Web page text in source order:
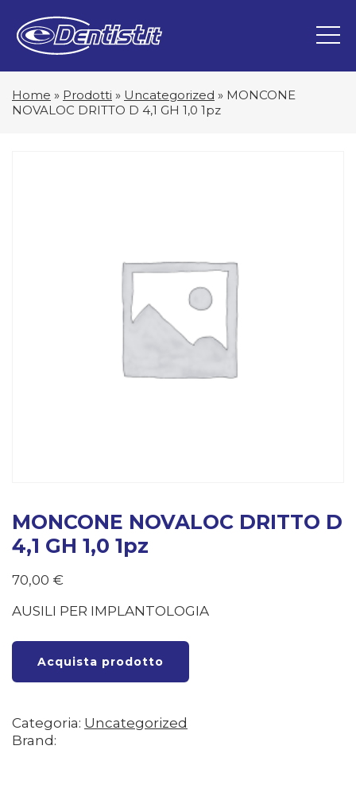
Home » Prodotti » Uncategorized » MONCONE
NOVALOC DRITTO D 4,1 GH 1,0 1pz
MONCONE NOVALOC DRITTO D
4,1 GH 1,0 1pz
70,00 €
AUSILI PER IMPLANTOLOGIA
Acquista prodotto
Categoria: Uncategorized
Brand: